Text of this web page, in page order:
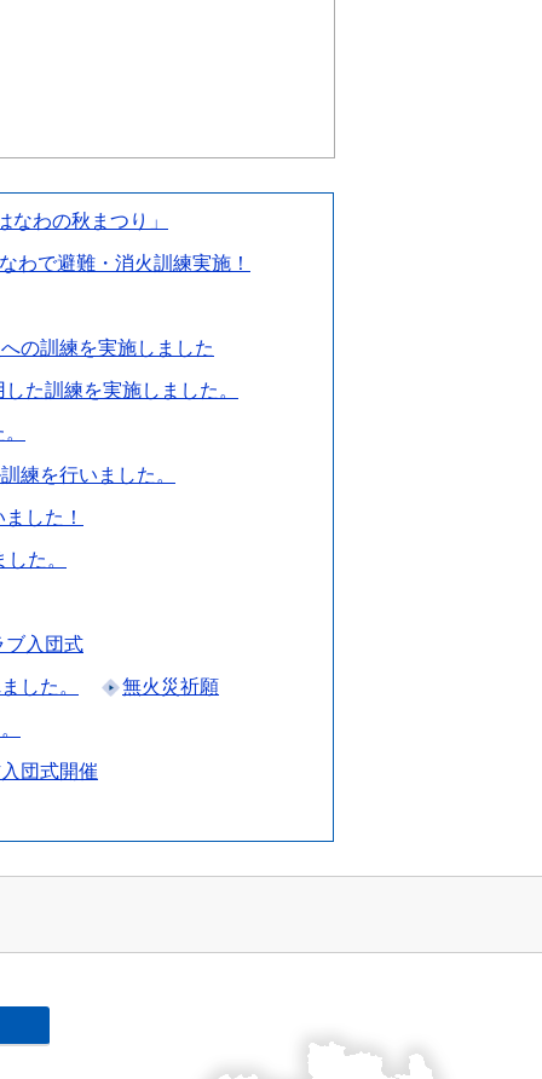
なわの秋まつり」
わで避難・消火訓練実施！
の訓練を実施しました
た訓練を実施しました。
練を行いました。
した！
た。
ブ入団式
した。 無火災祈願
団式開催